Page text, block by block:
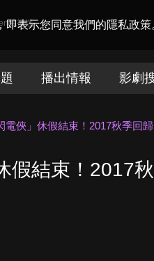
表示您同意我們的隱私政策
電視迷
播出情報 影劇
電俠」休假結束！2017秋季回
假結束！2017